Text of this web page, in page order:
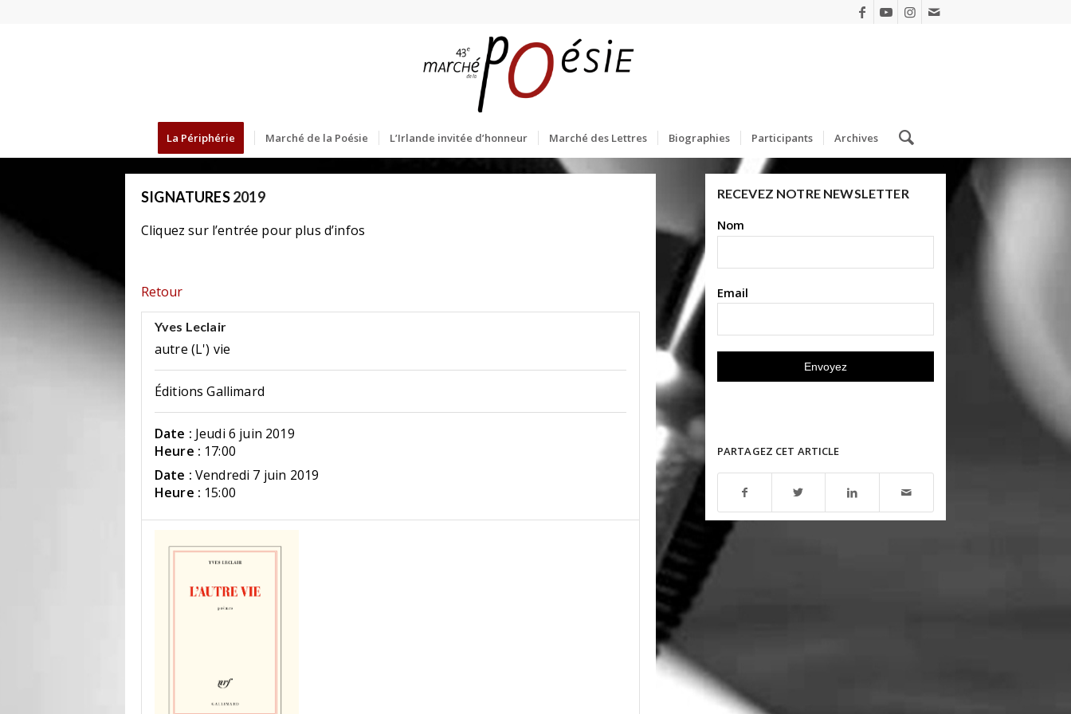
La Périphérie Marché de la Poésie L’Irlande invitée d’honneur Marché des Lettres Biographies Participants Archives
SIGNATURES2019
Cliquez sur l’entrée pour plus d’infos
Retour
Yves Leclair
autre (L') vie
Éditions Gallimard
Date : Jeudi 6 juin 2019
Heure : 17:00
Date : Vendredi 7 juin 2019
Heure : 15:00
RECEVEZ NOTRE NEWSLETTER
Nom
Email
PARTAGEZ CET ARTICLE